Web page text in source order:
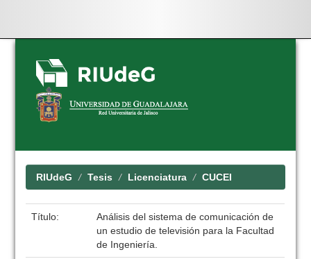
Skip
navigation
RIUdeG Tesis Licenciatura CUCEI
Título:
Análisis del sistema de comunicación de
un estudio de televisión para la Facultad
de Ingeniería.